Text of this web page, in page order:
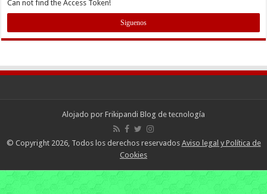
Can not find the Access Token!
Siguenos
Alojado por Frikipandi Blog de tecnología
© Copyright 2026, Todos los derechos reservados Aviso legal y Política de
Cookies